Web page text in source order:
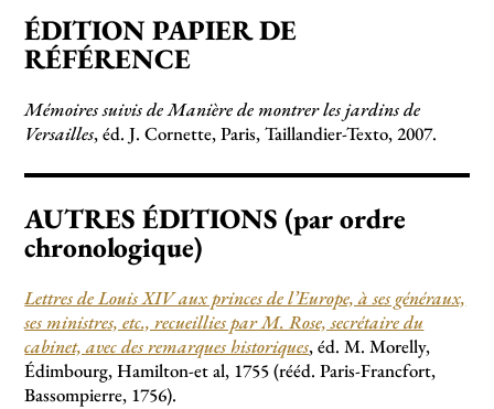
ÉDITION PAPIER DE
RÉFÉRENCE
Mémoires suivis de Manière de montrer les jardins de
Versailles, éd. J. Cornette, Paris, Taillandier-Texto, 2007.
AUTRES ÉDITIONS (par ordre
chronologique)
Lettres de Louis XIV aux princes de l’Europe, à ses généraux,
ses ministres, etc., recueillies par M. Rose, secrétaire du
cabinet, avec des remarques historiques, éd. M. Morelly,
Édimbourg, Hamilton-et al, 1755 (rééd. Paris-Francfort,
Bassompierre, 1756).